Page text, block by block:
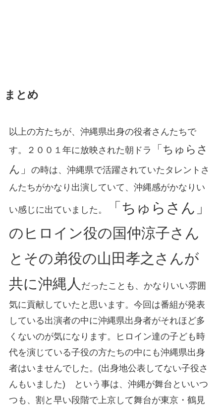
まとめ
以上の方たちが、沖縄県出身の役者さんたちで
す。２００１年に放映された朝ドラ
「ちゅらさ
ん」
の時は、沖縄県で活躍されていたタレントさ
んたちがかなり出演していて、沖縄感がかなりい
い感じに出ていました。
「ちゅらさん」
のヒロイン役の国仲涼子さん
とその弟役の山田孝之さんが
共に沖縄人 だったことも、かなりいい雰囲
気に貢献していたと思います。今回は番組が発表
している出演者の中に沖縄県出身者がそれほど多
くないのが気になります。ヒロイン達の子ども時
代を演じている子役の方たちの中にも沖縄県出身
者はいませんでした。(出身地公表してない子役さ
んもいました) という事は、沖縄が舞台といいつ
つも、割と早い段階で上京して舞台が東京・鶴見